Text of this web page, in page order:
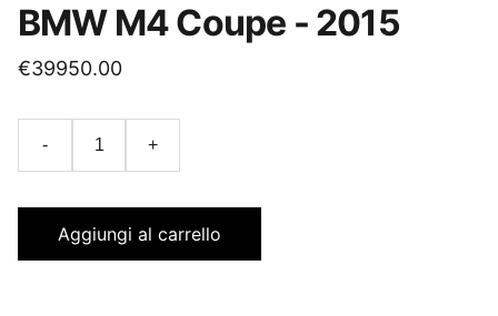
BMW M4 Coupe - 2015
€39950.00
- +
Aggiungi al carrello